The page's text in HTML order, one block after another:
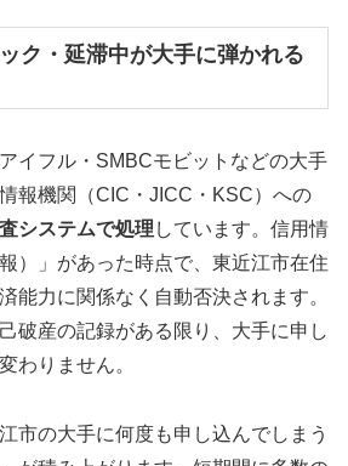
ク・延滞中が大手に弾かれる
イフル・SMBCモビットなどの大手
報機関（CIC・JICC・KSC）への
システムで処理 しています。信用情
）」があった時点で、東近江市在住
能力に関係なく自動否決されます。
破産の記録がある限り、大手に申し
わりません。
市の大手に何度も申し込んでしまう